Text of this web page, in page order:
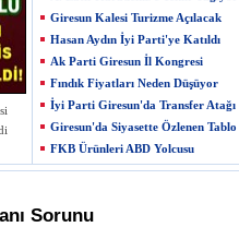
Giresun Kalesi Turizme Açılacak
Hasan Aydın İyi Parti'ye Katıldı
Ak Parti Giresun İl Kongresi
Fındık Fiyatları Neden Düşüyor
İyi Parti Giresun'da Transfer Atağı
Giresun'da Siyasette Özlenen Tablo
FKB Ürünleri ABD Yolcusu
Sorunu